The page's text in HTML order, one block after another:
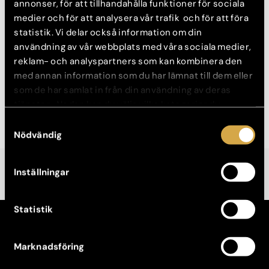
annonser, för att tillhandahålla funktioner för sociala
medier och för att analysera vår trafik och för att föra
statistik. Vi delar också information om din
användning av vår webbplats med våra sociala medier,
reklam- och analyspartners som kan kombinera den
med annan information som du har lämnat till dem eller
som de har samlat in från din användning av deras
tjänster. Nedan kan du välja vilka kategorier du
mer information om hur varje kategori används.
Nödvändig
Inställningar
Statistik
Marknadsföring
kände sig nöjd med 3D-simuleringen. Jag använde anatomiska
implantat och slutresultatet blev väldigt fint och naturligt.